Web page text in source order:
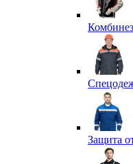
Защита